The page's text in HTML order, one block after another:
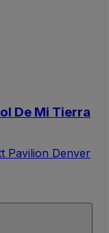
De Mi Tierra
Pavilion Denver